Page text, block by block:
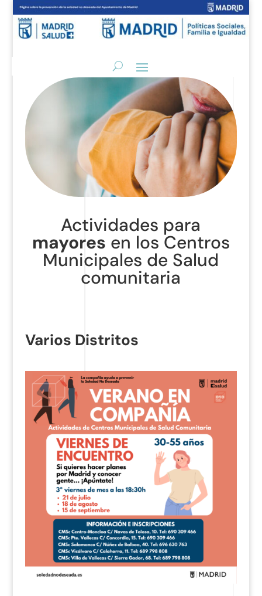
Actividades para
mayores en los Centros
Municipales de Salud
comunitaria
Varios Distritos